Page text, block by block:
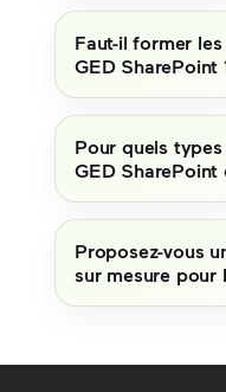
Faut-il former
GED SharePoint
Pour quels
GED SharePoint
Proposez-vous
sur mesure pour